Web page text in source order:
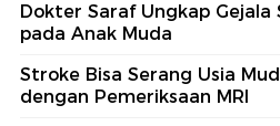
Dokter Saraf Ungkap Gejala
pada Anak Muda
Stroke Bisa Serang Usia
dengan Pemeriksaan MRI